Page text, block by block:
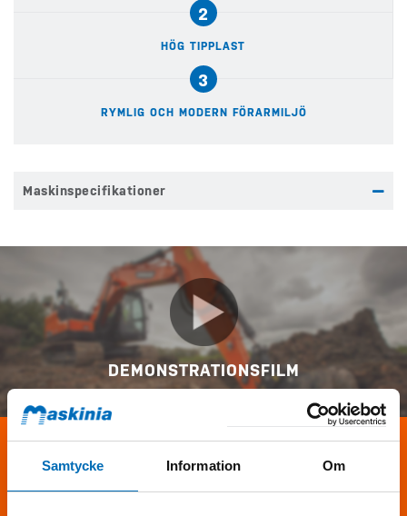
Samtycke Information Om
2
HÖG TIPPLAST
3
RYMLIG OCH MODERN FÖRARMILJÖ
Maskinspecifikationer
DEMONSTRATIONSFILM